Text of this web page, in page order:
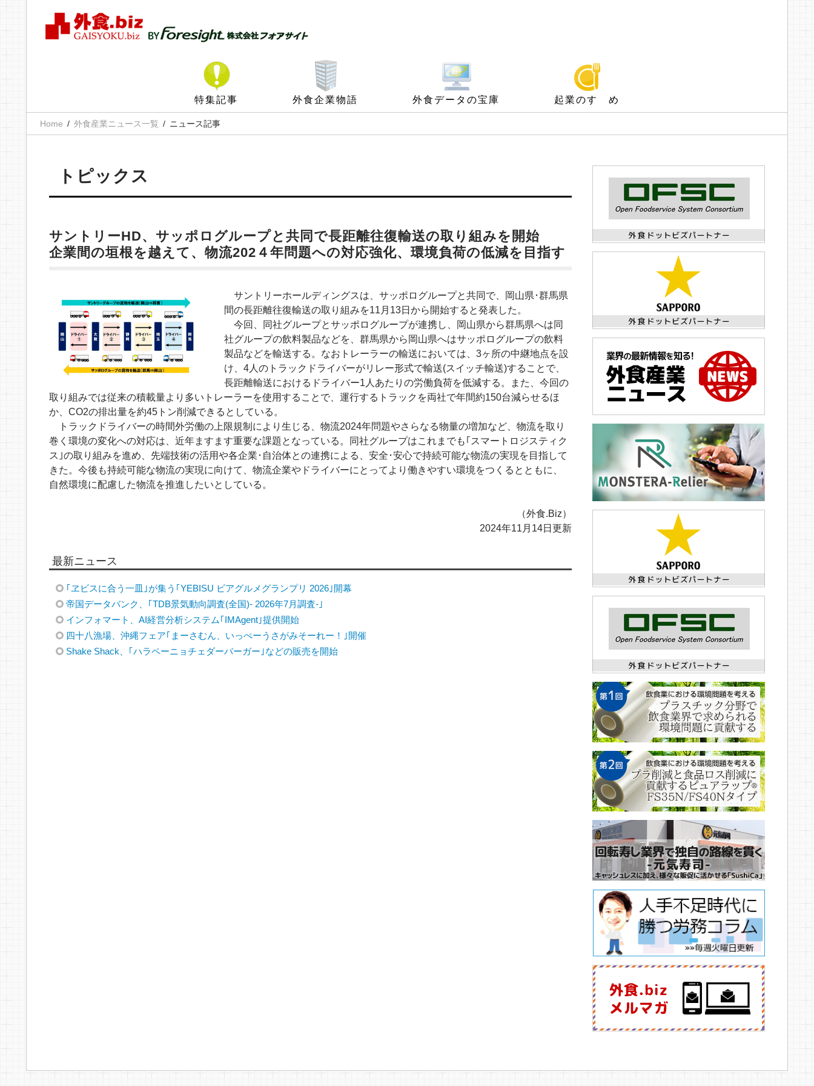
特集記事 外食企業物語 外食データの宝庫 起業のすゝめ
Home 外食産業ニュース一覧 ニュース記事
トピックス
サントリーHD、サッポログループと共同で長距離往復輸送の取り組みを開始
企業間の垣根を越えて、物流202４年問題への対応強化、環境負荷の低減を目指す
サントリーホールディングスは、サッポログループと共同で、岡山県･群馬県
間の長距離往復輸送の取り組みを11月13日から開始すると発表した。
今回、同社グループとサッポログループが連携し、岡山県から群馬県へは同
社グループの飲料製品などを、群馬県から岡山県へはサッポログループの飲料
製品などを輸送する。なおトレーラーの輸送においては、3ヶ所の中継地点を設
け、4人のトラックドライバーがリレー形式で輸送(スイッチ輸送)することで、
長距離輸送におけるドライバー1人あたりの労働負荷を低減する。また、今回の
取り組みでは従来の積載量より多いトレーラーを使用することで、運行するトラックを両社で年間約150台減らせるほ
か、CO2の排出量を約45トン削減できるとしている。
トラックドライバーの時間外労働の上限規制により生じる、物流2024年問題やさらなる物量の増加など、物流を取り
巻く環境の変化への対応は、近年ますます重要な課題となっている。同社グループはこれまでも｢スマートロジスティク
ス｣の取り組みを進め、先端技術の活用や各企業･自治体との連携による、安全･安心で持続可能な物流の実現を目指して
きた。今後も持続可能な物流の実現に向けて、物流企業やドライバーにとってより働きやすい環境をつくるとともに、
自然環境に配慮した物流を推進したいとしている。
（外食.Biz）
2024年11月14日更新
最新ニュース
｢ヱビスに合う一皿｣が集う｢YEBISU ビアグルメグランプリ 2026｣開幕
帝国データバンク、｢TDB景気動向調査(全国)- 2026年7月調査-｣
インフォマート、AI経営分析システム｢IMAgent｣提供開始
四十八漁場、沖縄フェア｢まーさむん、いっぺーうさがみそーれー！｣開催
Shake Shack、｢ハラペーニョチェダーバーガー｣などの販売を開始